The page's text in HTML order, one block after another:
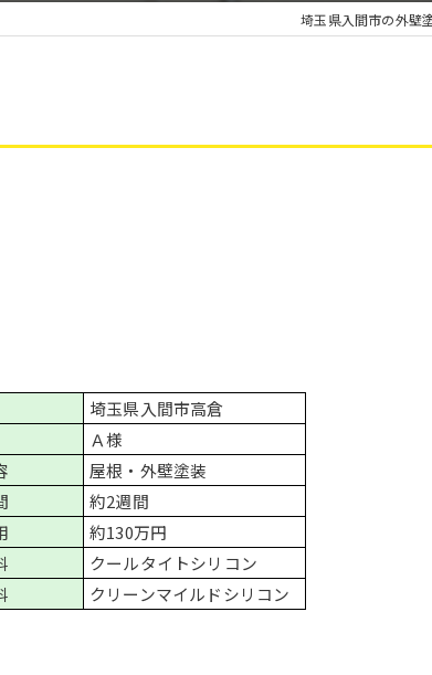
埼玉県入間市の外壁
埼玉県入間市高倉
Ａ様
屋根・外壁塗装
約2週間
約130万円
クールタイトシリコン
クリーンマイルドシリコン